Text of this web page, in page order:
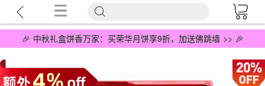
🎉 中秋礼盒饼香万家：买荣华月饼享9折，加送佛跳墙 >> 🎉